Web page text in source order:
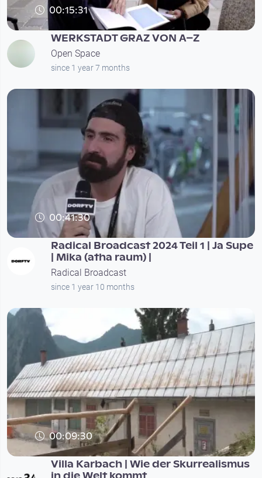
00:15:31
WERKSTADT GRAZ VON A–Z
Open Space
since 1 year 7 months
00:41:30
Radical Broadcast 2024 Teil 1 | Ja Supe
| Mika (atha raum) |
Radical Broadcast
since 1 year 10 months
00:09:30
Villa Karbach | Wie der Skurrealismus